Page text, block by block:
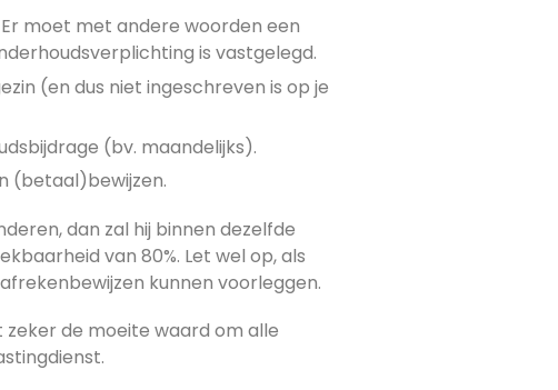
moet met andere woorden een
is vastgelegd.
(en dus niet ingeschreven is op je
(bv. maandelijks).
(betaal)bewijzen.
dan zal hij binnen dezelfde
van 80%. Let wel op, als
kunnen voorleggen.
de moeite waard om alle